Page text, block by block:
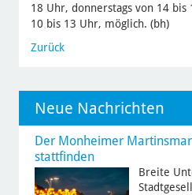
18 Uhr, donnerstags von 14 bis
10 bis 13 Uhr, möglich. (bh)
Zurück
Neue Nachrichten
Der Monheimer
stattfinden
Breite